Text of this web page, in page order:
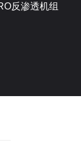
反渗透机组